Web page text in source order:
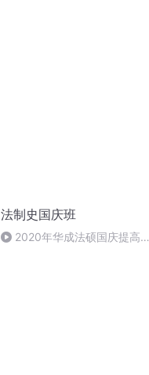
法制史国庆班
2020年华成法硕国庆提高班